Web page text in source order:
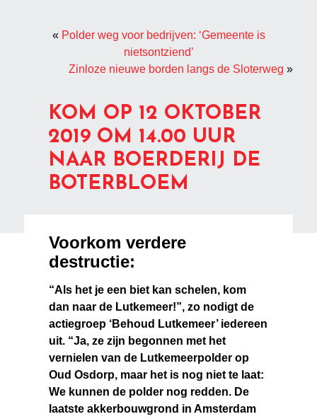
« Polder weg voor bedrijven: ‘Gemeente is
nietsontziend’
Zinloze nieuwe borden langs de Sloterweg »
KOM OP 12 OKTOBER
2019 OM 14.00 UUR
NAAR BOERDERIJ DE
BOTERBLOEM
Voorkom verdere
destructie:
“Als het je een biet kan schelen, kom
dan naar de Lutkemeer!”, zo nodigt de
actiegroep ‘Behoud Lutkemeer’ iedereen
uit. “Ja, ze zijn begonnen met het
vernielen van de Lutkemeerpolder op
Oud Osdorp, maar het is nog niet te laat:
We kunnen de polder nog redden. De
laatste akkerbouwgrond in Amsterdam